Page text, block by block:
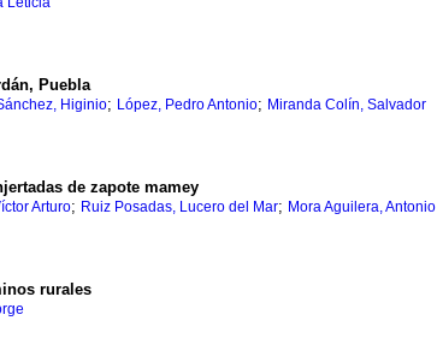
Puebla
Higinio; López, Pedro Antonio; Miranda Colín, Salvador
de zapote mamey
Arturo; Ruiz Posadas, Lucero del Mar; Mora Aguilera, Antonio
rurales